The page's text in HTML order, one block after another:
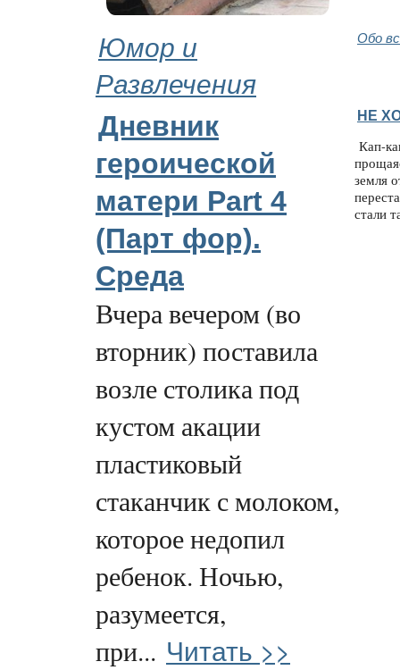
Юмор и
Развлечения
Обо
Дневник
героической
матери Part 4
(Парт фор).
Среда
Вчера вечером (во
вторник) поставила
возле столика под
кустом акации
пластиковый
стаканчик с молоком,
которое недопил
ребенок. Ночью,
разумеется,
при... Читать >>
НЕ
Кап-
земля
стали